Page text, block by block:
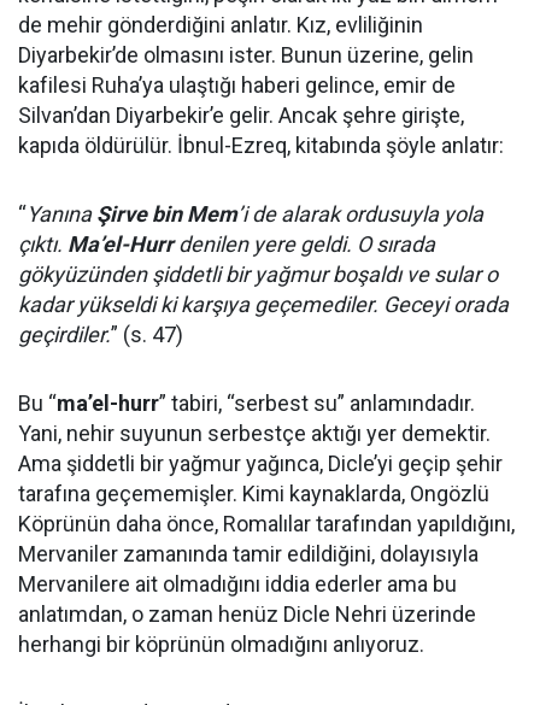
de mehir gönderdiğini anlatır. Kız, evliliğinin
Diyarbekir’de olmasını ister. Bunun üzerine, gelin
kafilesi Ruha’ya ulaştığı haberi gelince, emir de
Silvan’dan Diyarbekir’e gelir. Ancak şehre girişte,
kapıda öldürülür. İbnul-Ezreq, kitabında şöyle anlatır:
“YanınaŞirve bin Mem’i de alarak ordusuyla yola
çıktı. Ma’el-Hurrdenilen yere geldi. O sırada
gökyüzünden şiddetli bir yağmur boşaldı ve sular o
kadar yükseldi ki karşıya geçemediler. Geceyi orada
geçirdiler.” (s. 47)
Bu “ma’el-hurr” tabiri, “serbest su” anlamındadır.
Yani, nehir suyunun serbestçe aktığı yer demektir.
Ama şiddetli bir yağmur yağınca, Dicle’yi geçip şehir
tarafına geçememişler. Kimi kaynaklarda, Ongözlü
Köprünün daha önce, Romalılar tarafından yapıldığını,
Mervaniler zamanında tamir edildiğini, dolayısıyla
Mervanilere ait olmadığını iddia ederler ama bu
anlatımdan, o zaman henüz Dicle Nehri üzerinde
herhangi bir köprünün olmadığını anlıyoruz.